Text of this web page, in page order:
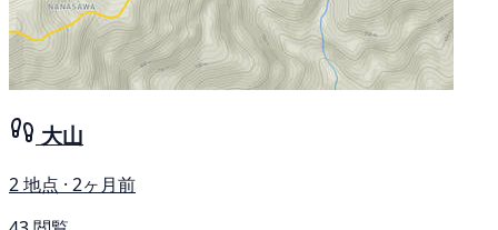
大山
2 地点 · 2ヶ月前